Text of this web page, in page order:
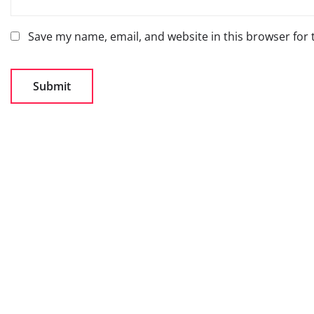
Save my name, email, and website in this browser